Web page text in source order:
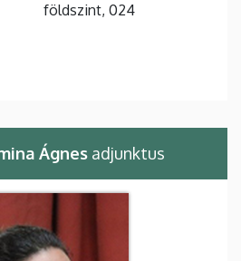
földszint, 024
Ágnes adjunktus